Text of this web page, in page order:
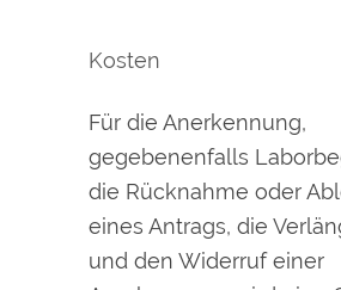
Kosten
Für die Anerkennung,
gegebenenfalls
die Rücknahme oder
eines Antrags, die
und den Widerruf einer